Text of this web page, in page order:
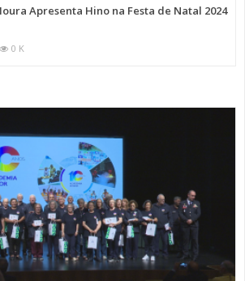
Apresenta Hino na Festa de Natal 2024
0 K